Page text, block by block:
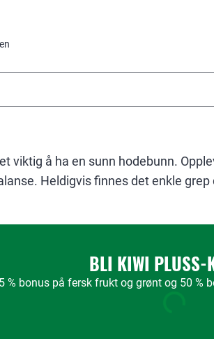
viktig å ha en sunn hodebunn.
Heldigvis finnes det enkle grep
BLI KIWI PLUSS-
% bonus på fersk frukt og grønt og 50 %